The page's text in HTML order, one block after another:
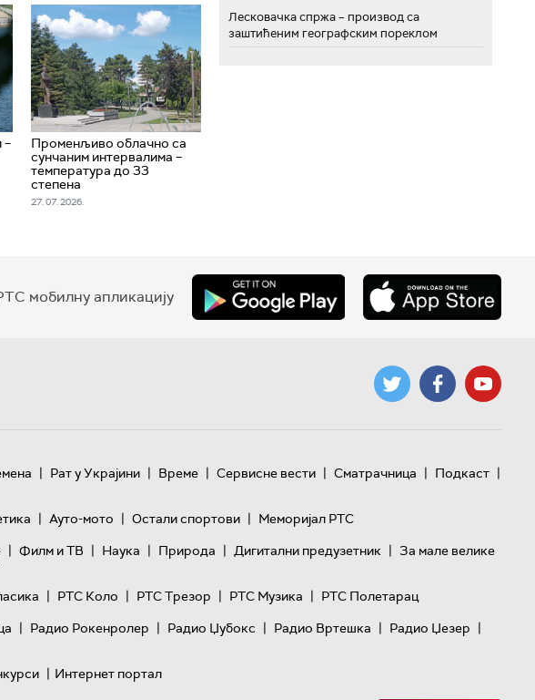
–
Променљиво облачно са
сунчаним интервалима –
температура до 33
степена
27. 07. 2026.
Лесковачка спржа – производ са
заштићеним географским пореклом
мобилну апликацију
| Рат у Украјини | Време | Сервисне вести | Сматрачница | Подкаст |
| Ауто-мото | Остали спортови | Меморијал РТС
| Филм и ТВ | Наука | Природа | Дигитални предузетник | За мале велике
| РТС Коло | РТС Трезор | РТС Музика | РТС Полетарац
| Радио Рокенролер | Радио Џубокс | Радио Вртешка | Радио Џезер |
| Интернет портал